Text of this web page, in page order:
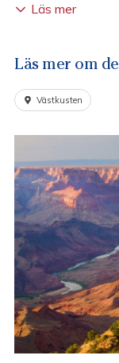
Grand Canyon
appen som ger
appen hittar man
tillgänglig både
Läs mer om NPS-
Läs mer
Läs mer om
Västkusten